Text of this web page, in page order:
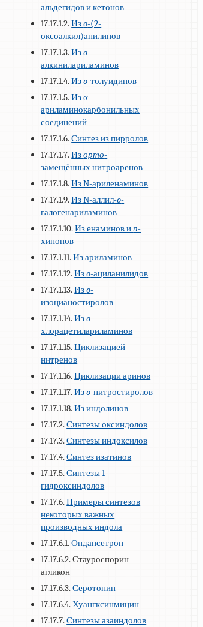
альдегидов и кетонов
17.17.1.2.Изo-(2-
оксоалкил)анилинов
17.17.1.3.Изo-
алкинилариламинов
17.17.1.4.Изo-толуидинов
17.17.1.5.Из α-
ариламинокарбонильных
соединений
17.17.1.6.Синтез из пирролов
17.17.1.7.Изорто-
замещённых нитроаренов
17.17.1.8.Из N-ариленаминов
17.17.1.9.Из N-аллил-o-
галогенариламинов
17.17.1.10.Из енаминов ип-
хинонов
17.17.1.11.Из ариламинов
17.17.1.12.Изo-ациланилидов
17.17.1.13.Изo-
изоцианостиролов
17.17.1.14.Изo-
хлорацетилариламинов
17.17.1.15.Циклизацией
нитренов
17.17.1.16.Циклизации аринов
17.17.1.17.Изo-нитростиролов
17.17.1.18.Из индолинов
17.17.2.Синтезы оксиндолов
17.17.3.Синтезы индоксилов
17.17.4.Синтез изатинов
17.17.5.Синтезы 1-
гидроксиндолов
17.17.6.Примеры синтезов
некоторых важных
производных индола
17.17.6.1.Ондансетрон
17.17.6.2. Стауроспорин
агликон
17.17.6.3.Серотонин
17.17.6.4.Хуангксинмицин
17.17.7.Синтезы азаиндолов